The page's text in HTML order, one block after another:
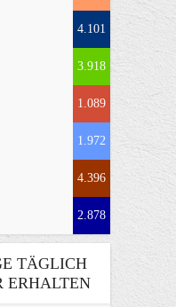
4.101
3.918
1.089
1.972
4.396
2.878
TÄGLICH
ERHALTEN